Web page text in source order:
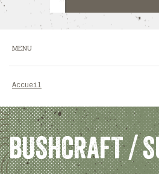
MENU
accueil
BUSHCRAFT /